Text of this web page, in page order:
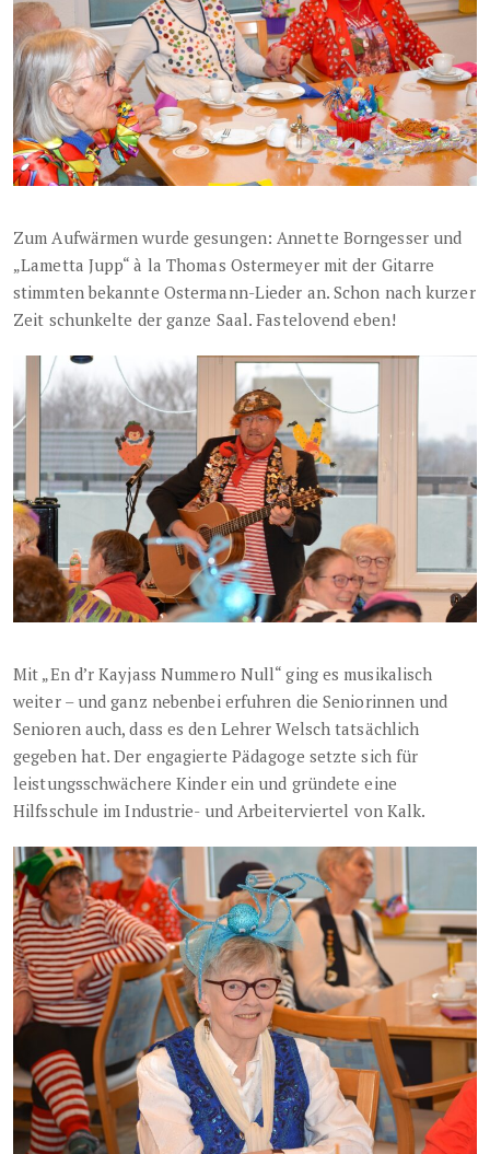
Zum Aufwärmen wurde gesungen: Annette Borngesser und
„Lametta Jupp“ à la Thomas Ostermeyer mit der Gitarre
stimmten bekannte Ostermann-Lieder an. Schon nach kurzer
Zeit schunkelte der ganze Saal. Fastelovend eben!
Mit „En d’r Kayjass Nummero Null“ ging es musikalisch
weiter – und ganz nebenbei erfuhren die Seniorinnen und
Senioren auch, dass es den Lehrer Welsch tatsächlich
gegeben hat. Der engagierte Pädagoge setzte sich für
leistungsschwächere Kinder ein und gründete eine
Hilfsschule im Industrie- und Arbeiterviertel von Kalk.